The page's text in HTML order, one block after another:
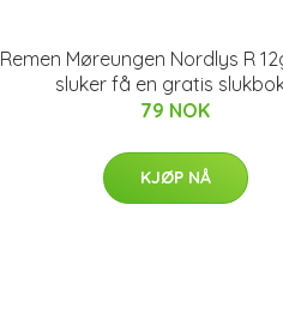
Remen Møreungen Nordlys R
sluker få en gratis
79 NOK
KJØP NÅ